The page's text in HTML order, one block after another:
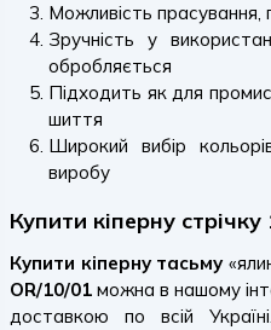
Можливість прасування,
Зручність у
обробляється
Підходить як для
шиття
Широкий вибір
виробу
Купити кіперну
Купити кіперну тасьму
OR/10/01 можна в нашому
доставкою по всій